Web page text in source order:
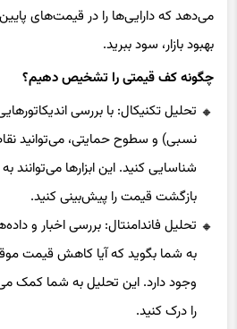
می‌دهد که دارایی‌ها را در قیمت‌های
بهبود بازار، سود ببرید.
چگونه کف قیمتی را تشخیص دهیم؟
نسبی) و سطوح حمایتی، می‌توانید
شناسایی کنید. این ابزارها می‌توانند
بازگشت قیمت را پیش‌بینی کنید.
تحلیل فاندامنتال: بررسی اخبار و
به شما بگوید که آیا کاهش قیمت
وجود دارد. این تحلیل به شما کمک
را درک کنید.